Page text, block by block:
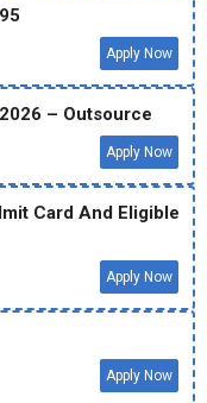
Apply Now
2026 – Outsource
Apply Now
Card And Eligible
Apply Now
Apply Now